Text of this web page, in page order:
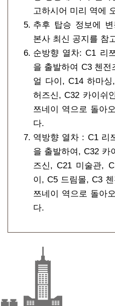
고하시어 미리 역에
추후 탑승 정보에
본사 최신 공지를 참
순방향 열차: C1 리
을 출발하여 C3 첸
얼 다이, C14 하마
허즈신, C32 카이쉬
쯔네이 역으로 돌아
다.
역방향 열차 : C1 리
을 출발하여, C32 카
즈신, C21 미술관,
이, C5 드림몰, C3
쯔네이 역으로 돌아
다.